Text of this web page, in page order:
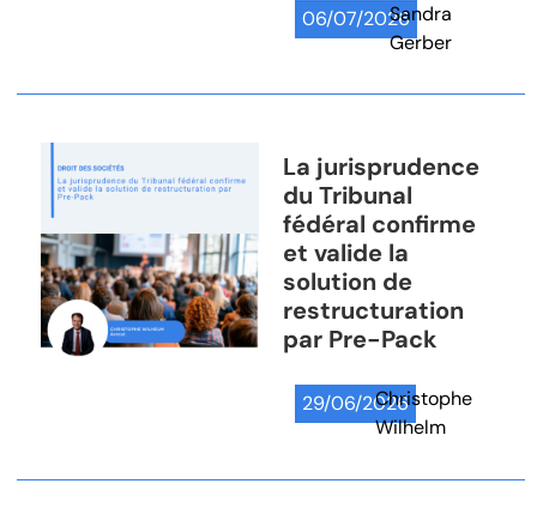
06/07/2026Sandra
Gerber
La jurisprudence
du Tribunal
fédéral confirme
et valide la
solution de
restructuration
par Pre-Pack
29/06/2026Christophe
Wilhelm